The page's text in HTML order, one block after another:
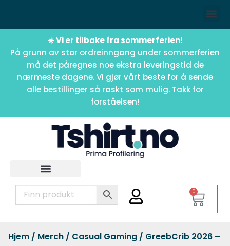
☀️ Vi er tilbake fra sommerferien!
På grunn av stor ordreinngang under sommerferien
må det påregnes noe ekstra leveringstid de
nærmeste dagene. Vi gjør vårt beste for å sende
alle bestillinger så raskt som mulig. Takk for
forståelsen!
0
Hjem / Merch / Casual Gaming / GreebCrib 2026 –